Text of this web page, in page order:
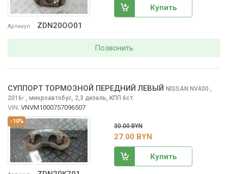
Артикул ZDN20OO01
Купить
Позвонить
-10%
СУППОРТ ТОРМОЗНОЙ ПЕРЕДНИЙ ЛЕВЫЙ NISSAN NV400 ,
2016г., микроавтобус, 2,3 дизель, КПП 6ст.
VIN: VNVM1000757096507
30.00 BYN
27.00 BYN
Купить